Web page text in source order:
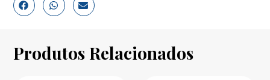
Produtos Relacionados